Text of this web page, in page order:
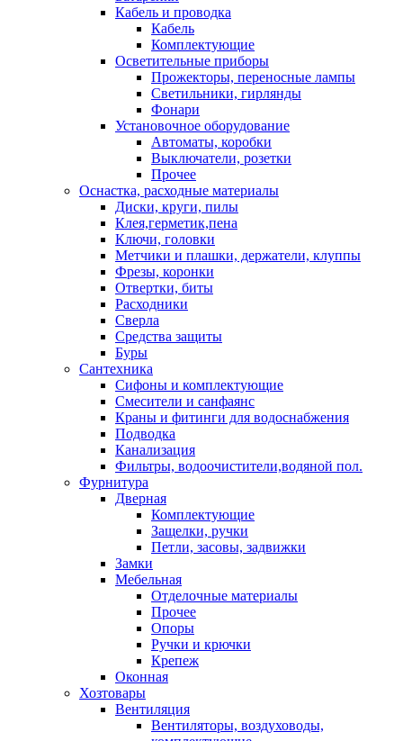
Кабель и проводка
Кабель
Комплектующие
Осветительные приборы
Прожекторы, переносные лампы
Светильники, гирлянды
Фонари
Установочное оборудование
Автоматы, коробки
Выключатели, розетки
Прочее
Оснастка, расходные материалы
Диски, круги, пилы
Клея,герметик,пена
Ключи, головки
Метчики и плашки, держатели, клуппы
Фрезы, коронки
Отвертки, биты
Расходники
Сверла
Средства защиты
Буры
Сантехника
Сифоны и комплектующие
Смесители и санфаянс
Краны и фитинги для водоснабжения
Подводка
Канализация
Фильтры, водоочистители,водяной пол.
Фурнитура
Дверная
Комплектующие
Защелки, ручки
Петли, засовы, задвижки
Замки
Мебельная
Отделочные материалы
Прочее
Опоры
Ручки и крючки
Крепеж
Оконная
Хозтовары
Вентиляция
Вентиляторы, воздуховоды,